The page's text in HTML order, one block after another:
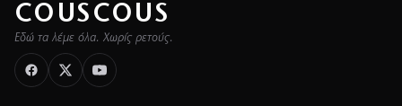
COUSCOUS
Εδώ τα λέμε όλα. Χωρίς ρετούς.